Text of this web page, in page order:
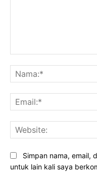
Simpan nama, email,
untuk lain kali saya